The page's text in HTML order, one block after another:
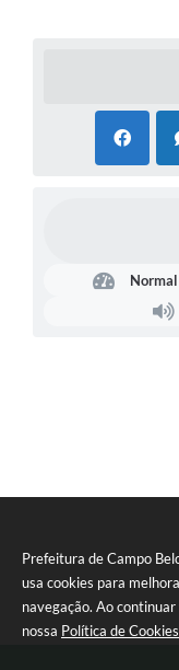
Prefeitura de Campo
usa cookies para
navegação. Ao
nossa Política de Cookies